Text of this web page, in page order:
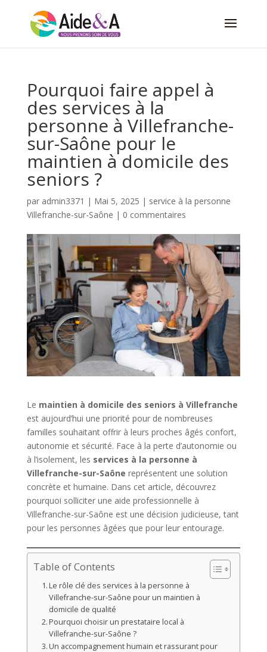
Pourquoi faire appel à
des services à la
personne à Villefranche-
sur-Saône pour le
maintien à domicile des
seniors ?
par admin3371 | Mai 5, 2025 | service à la personne
Villefranche-sur-Saône | 0 commentaires
Le maintien à domicile des seniors à Villefranche
est aujourd’hui une priorité pour de nombreuses
familles souhaitant offrir à leurs proches âgés confort,
autonomie et sécurité. Face à la perte d’autonomie ou
à l’isolement, les services à la personne à
Villefranche-sur-Saône représentent une solution
concrète et humaine. Dans cet article, découvrez
pourquoi solliciter une aide professionnelle à
Villefranche-sur-Saône est une décision judicieuse, tant
pour les personnes âgées que pour leur entourage.
Table of Contents
Le rôle clé des services à la personne à
Villefranche-sur-Saône pour un maintien à
domicile de qualité
Pourquoi choisir un prestataire local à
Villefranche-sur-Saône ?
Un accompagnement humain et rassurant pour